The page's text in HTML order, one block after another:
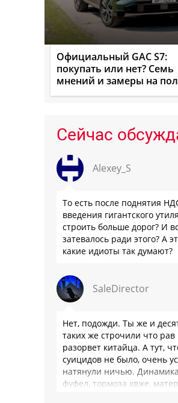
Официальный GAC S7:
покупать или нет? Семь
мнений и замеры на
Сейчас
Alexey_S
То есть после поднятия
введения гигантского
строить больше дорог? И
затевалось ради этого? А
какие идиоты так думают?
SaleDirector
Нет, подожди. Ты же и
таких же строчили что рав
разорвет китайца. А тут,
суицидов не было, очень
натянули ничью. Динамика
фуфел, тормоза хвже,